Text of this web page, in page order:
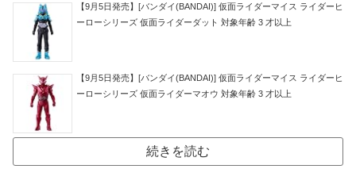
【9月5日発売】[バンダイ(BANDAI)] 仮面ライダーマイス ライダーヒ
ーローシリーズ 仮面ライダーダット 対象年齢 3 才以上
【9月5日発売】[バンダイ(BANDAI)] 仮面ライダーマイス ライダーヒ
ーローシリーズ 仮面ライダーマオウ 対象年齢 3 才以上
続きを読む